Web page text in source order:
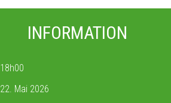
INFORMATION
18h00
22. Mai 2026